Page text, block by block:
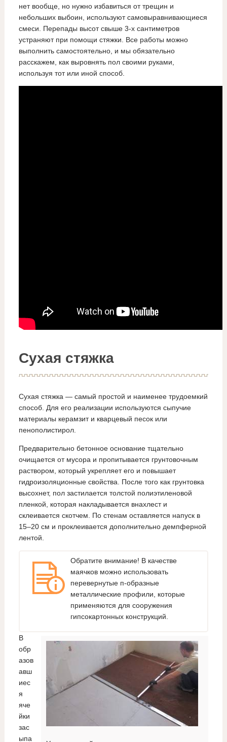
нет вообще, но нужно избавиться от трещин и
небольших выбоин, используют самовыравнивающиеся
смеси. Перепады высот свыше 3-х сантиметров
устраняют при помощи стяжки. Все работы можно
выполнить самостоятельно, и мы обязательно
расскажем, как выровнять пол своими руками,
используя тот или иной способ.
Сухая стяжка
Сухая стяжка — самый простой и наименее трудоемкий
способ. Для его реализации используются сыпучие
материалы керамзит и кварцевый песок или
пенополистирол.
Предварительно бетонное основание тщательно
очищается от мусора и пропитывается грунтовочным
раствором, который укрепляет его и повышает
гидроизоляционные свойства. После того как грунтовка
высохнет, пол застилается толстой полиэтиленовой
пленкой, которая накладывается внахлест и
склеивается скотчем. По стенам оставляется напуск в
15–20 см и проклеивается дополнительно демпферной
лентой.
Обратите внимание! В качестве
маячков можно использовать
перевернутые п-образные
металлические профили, которые
применяются для сооружения
гипсокартонных конструкций.
В
обр
азов
авш
иес
я
яче
йки
зас
ыпа